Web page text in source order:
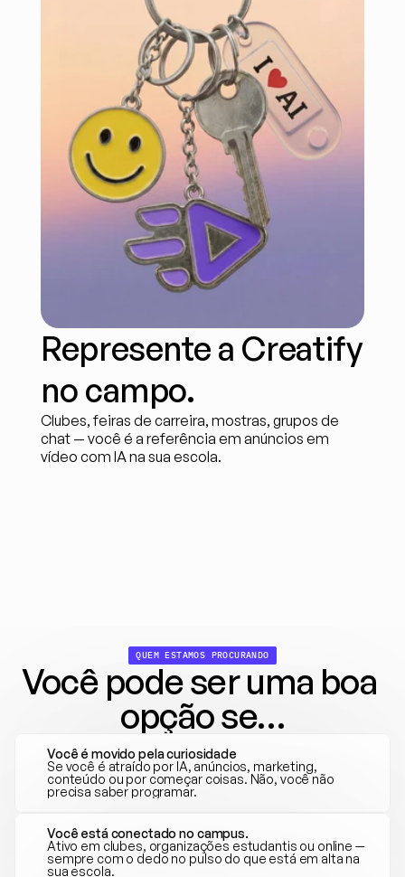
Represente a Creatify
no campo.
Clubes, feiras de carreira, mostras, grupos de
chat — você é a referência em anúncios em
vídeo com IA na sua escola.
QUEM ESTAMOS PROCURANDO
Você pode ser uma boa
opção se…
Você é movido pela curiosidade
Se você é atraído por IA, anúncios, marketing,
conteúdo ou por começar coisas. Não, você não
precisa saber programar.
Você está conectado no campus.
Ativo em clubes, organizações estudantis ou online —
sempre com o dedo no pulso do que está em alta na
sua escola.